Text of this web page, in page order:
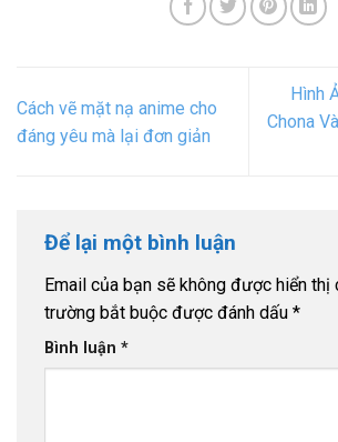
Cách vẽ mặt nạ anime cho
đáng yêu mà lại đơn giản
Hình
Chona
Để lại một bình luận
Email của bạn sẽ không được hiển thị
trường bắt buộc được đánh dấu *
Bình luận *